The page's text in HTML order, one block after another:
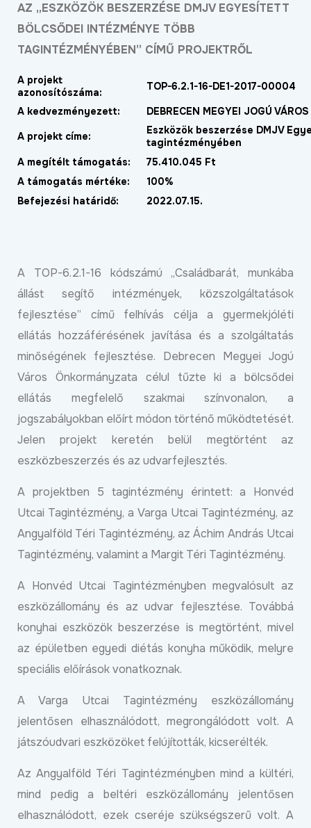
AZ „ESZKÖZÖK BESZERZÉSE DMJV EGYESÍTETT
BÖLCSŐDEI INTÉZMÉNYE TÖBB
TAGINTÉZMÉNYÉBEN” CÍMŰ PROJEKTRŐL
A projekt
azonosítószáma:
TOP-6.2.1-16-DE1-2017-00004
A kedvezményezett:
DEBRECEN MEGYEI JOGÚ
A projekt címe:
Eszközök beszerzése DMJV
tagintézményében
A megítélt támogatás:
75.410.045 Ft
A támogatás mértéke:
100%
Befejezési határidő:
2022.07.15.
A TOP-6.2.1-16 kódszámú „Családbarát, munkába
állást segítő intézmények, közszolgáltatások
fejlesztése” című felhívás célja a gyermekjóléti
ellátás hozzáférésének javítása és a szolgáltatás
minőségének fejlesztése. Debrecen Megyei Jogú
Város Önkormányzata célul tűzte ki a bölcsődei
ellátás megfelelő szakmai színvonalon, a
jogszabályokban előírt módon történő működtetését.
Jelen projekt keretén belül megtörtént az
eszközbeszerzés és az udvarfejlesztés.
A projektben 5 tagintézmény érintett: a Honvéd
Utcai Tagintézmény, a Varga Utcai Tagintézmény, az
Angyalföld Téri Tagintézmény, az Áchim András Utcai
Tagintézmény, valamint a Margit Téri Tagintézmény.
A Honvéd Utcai Tagintézményben megvalósult az
eszközállomány és az udvar fejlesztése. Továbbá
konyhai eszközök beszerzése is megtörtént, mivel
az épületben egyedi diétás konyha működik, melyre
speciális előírások vonatkoznak.
A Varga Utcai Tagintézmény eszközállomány
jelentősen elhasználódott, megrongálódott volt. A
játszóudvari eszközöket felújították, kicserélték.
Az Angyalföld Téri Tagintézményben mind a kültéri,
mind pedig a beltéri eszközállomány jelentősen
elhasználódott, ezek cseréje szükségszerű volt. A